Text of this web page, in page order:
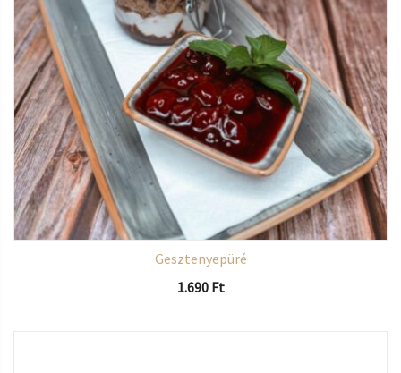
Gesztenyepüré
1.690 Ft